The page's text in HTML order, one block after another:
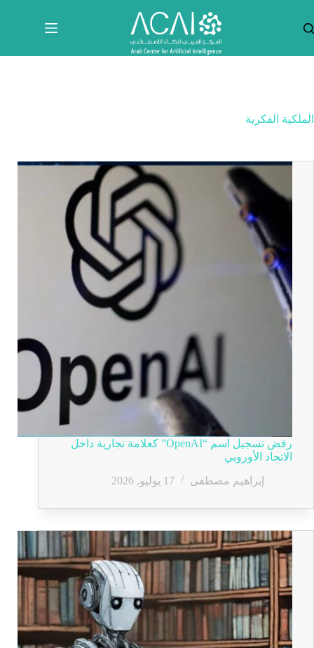
المحتوى
الملكية الفكرية
رفض تسجيل اسم “OpenAI” كعلامة تجارية داخل
الاتحاد الأوروبي
إبراهيم مصطفى
17 يوليو, 2026